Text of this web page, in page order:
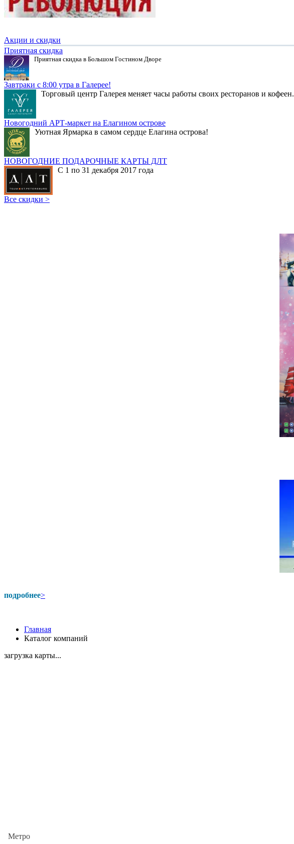
Акции и скидки
Приятная скидка
Приятная скидка в Большом Гостином Дворе
Завтраки с 8:00 утра в Галерее!
Торговый центр Галерея меняет часы работы своих ресторанов и кофеен.
Новогодний АРТ-маркет на Елагином острове
Уютная Ярмарка в самом сердце Елагина острова!
НОВОГОДНИЕ ПОДАРОЧНЫЕ КАРТЫ ДЛТ
С 1 по 31 декабря 2017 года
Все скидки >
подробнее>
Главная
Каталог компаний
загрузка карты...
Метро